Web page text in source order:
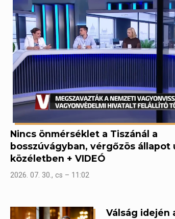
Nincs önmérséklet a Tiszánál a
bosszúvágyban, vérgőzös állapot
közéletben + VIDEÓ
2026. 07. 30., cs – 11:02
Válság idején